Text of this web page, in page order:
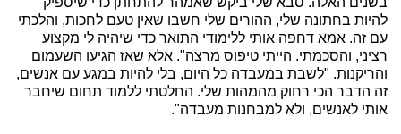
להיות בחתונה שלי, ההורים שלי חשבו שאין טעם לחכות, והלכתי
עם זה. אמא דחפה אותי ללימודי התואר כדי שיהיה לי מקצוע
רציני, והסכמתי. הייתי טיפוס מרצה". אלא שאז הגיעו השעמום
והריקנות. "לשבת במעבדה כל היום, בלי להיות במגע עם אנשים,
זה הדבר הכי רחוק מהמהות שלי. החלטתי ללמוד תחום שיחבר
אותי לאנשים, ולא למבחנות מעבדה".